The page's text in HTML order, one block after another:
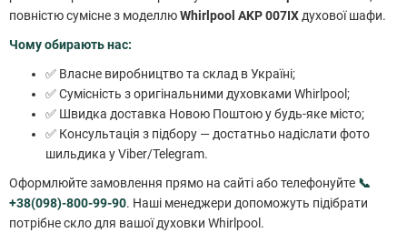
повністю сумісне з моделлюWhirlpool AKP 007IX духової шафи.
Чому обирають нас:
✅ Власне виробництво та склад в Україні;
✅ Сумісність з оригінальними духовками Whirlpool;
✅ Швидка доставка Новою Поштою у будь-яке місто;
✅ Консультація з підбору — достатньо надіслати фото
шильдика у Viber/Telegram.
Оформлюйте замовлення прямо на сайті або телефонуйте 📞
+38(098)-800-99-90. Наші менеджери допоможуть підібрати
потрібне скло для вашої духовки Whirlpool.